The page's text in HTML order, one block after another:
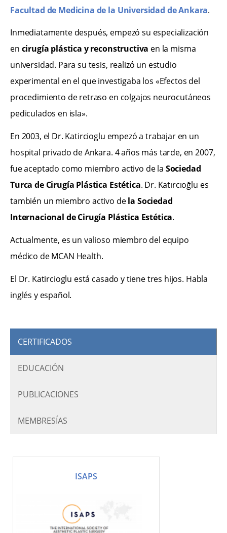
Facultad de Medicina de la Universidad de Ankara.
Inmediatamente después, empezó su especialización
en cirugía plástica y reconstructiva en la misma
universidad. Para su tesis, realizó un estudio
experimental en el que investigaba los «Efectos del
procedimiento de retraso en colgajos neurocutáneos
pediculados en isla».
En 2003, el Dr. Katircioglu empezó a trabajar en un
hospital privado de Ankara. 4 años más tarde, en 2007,
fue aceptado como miembro activo de la Sociedad
Turca de Cirugía Plástica Estética. Dr. Katırcıoğlu es
también un miembro activo dela Sociedad
Internacional de Cirugía Plástica Estética.
Actualmente, es un valioso miembro del equipo
médico de MCAN Health.
El Dr. Katircioglu está casado y tiene tres hijos. Habla
inglés y español.
CERTIFICADOS
EDUCACIÓN
PUBLICACIONES
MEMBRESÍAS
ISAPS